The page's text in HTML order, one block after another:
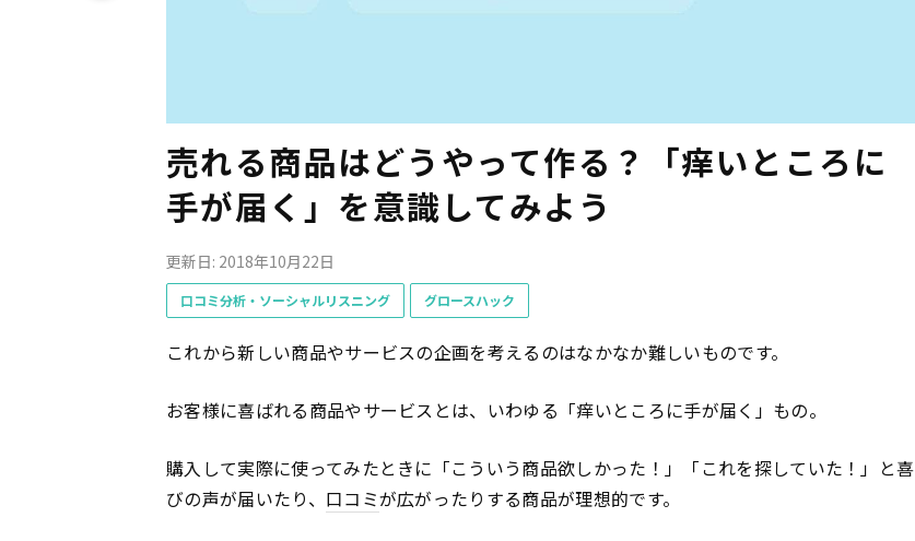
売れる商品はどうやって作る？「痒いところに
手が届く」を意識してみよう
更新日: 2018年10月22日
口コミ分析・ソーシャルリスニング グロースハック
これから新しい商品やサービスの企画を考えるのはなかなか難しいものです。
お客様に喜ばれる商品やサービスとは、いわゆる「痒いところに手が届く」もの。
購入して実際に使ってみたときに「こういう商品欲しかった！」「これを探していた！」と喜
びの声が届いたり、 口コミが広がったりする商品が理想的です。